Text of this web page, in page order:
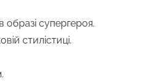
образі супергероя.
стилістиці.